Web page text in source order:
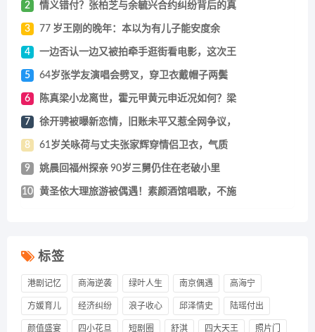
2 情义错付？张柏芝与余毓兴合约纠纷背后的真
3 77 岁王刚的晚年：本以为有儿子能安度余
4 一边否认一边又被拍牵手逛街看电影，这次王
5 64岁张学友演唱会劈叉，穿卫衣戴帽子两鬓
6 陈真梁小龙离世，霍元甲黄元申近况如何？梁
7 徐开骋被曝新恋情，旧账未平又惹全网争议，
8 61岁关咏荷与丈夫张家辉穿情侣卫衣，气质
9 姚晨回福州探亲 90岁三舅仍住在老破小里
10 黄圣依大理旅游被偶遇！素颜酒馆唱歌，不施
标签
港剧记忆 商海逆袭 绿叶人生 南京偶遇 高海宁
方媛育儿 经济纠纷 浪子收心 邱泽情史 陆瑶付出
颜值盛宴 四小花旦 短剧圈 舒淇 四大天王 照片门